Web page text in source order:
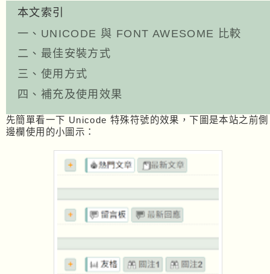
本文索引
一、UNICODE 與 FONT AWESOME 比較
二、最佳安裝方式
三、使用方式
四、補充及使用效果
先簡單看一下 Unicode 特殊符號的效果，下圖是本站之前側
邊欄使用的小圖示：